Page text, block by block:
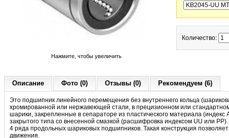
Нажмите, чтобы увеличить
Количество:
Описание Фото (0) Отзывы (0) Рекомендуем (6)
Это подшипник линейного перемещения без внутреннего кольца
хромированной или нержавеющей стали, в прецизионном или
шарики, закрепленные в сепараторе из пластического материала
закрытого типа со внесенной смазкой (расшифровка индексом UU или
4 ряда продольных шариковых подшипников. Такая конструкция
движения.